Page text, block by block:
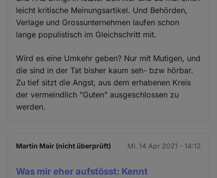
leicht kritische Meinungsartikel. Und Behörden,
Verlage und Grossunternehmen laufen schon
lange populistisch im Gleichschritt mit.
Wird es eine Umkehr geben? Nur mit Mutigen, und
die sind in der Tat bisher kaum seh- bzw hörbar.
Zu tief sitzt die Angst, aus dem erhabenen Kreis
der vermeindlich "Guten" ausgeschlossen zu
werden.
Martin Mair (nicht überprüft) Mi. 14 Apr 2021 - 14:12
Was mir eher aufstösst: Kennt